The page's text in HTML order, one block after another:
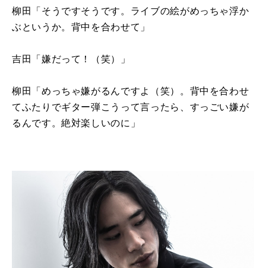
柳田「そうですそうです。ライブの絵がめっちゃ浮か
ぶというか。背中を合わせて」
吉田「嫌だって！（笑）」
柳田「めっちゃ嫌がるんですよ（笑）。背中を合わせ
てふたりでギター弾こうって言ったら、すっごい嫌が
るんです。絶対楽しいのに」